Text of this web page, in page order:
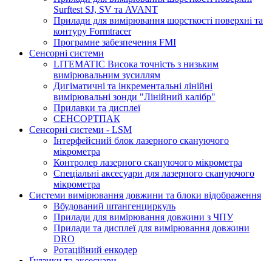
Surftest SJ, SV та AVANT
Прилади для вимірювання шорсткості поверхні та
контуру Formtracer
Програмне забезпечення FMI
Сенсорні системи
LITEMATIC Висока точність з низьким
вимірювальним зусиллям
Дигіматичні та інкрементальні лінійні
вимірювальні зонди "Лінійний калібр"
Прилавки та дисплеї
СЕНСОРТПАК
Сенсорні системи - LSM
Інтерфейсний блок лазерного скануючого
мікрометра
Контролер лазерного скануючого мікрометра
Спеціальні аксесуари для лазерного скануючого
мікрометра
Системи вимірювання довжини та блоки відображення
Вбудований штангенциркуль
Прилади для вимірювання довжини з ЧПУ
Прилади та дисплеї для вимірювання довжини
DRO
Ротаційний енкодер